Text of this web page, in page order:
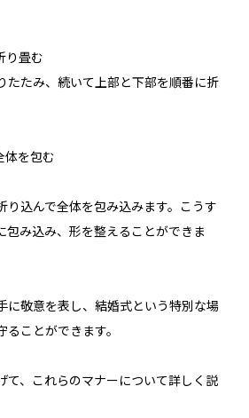
畳む
たたみ、続いて上部と下部を順番に折
を包む
り込んで全体を包み込みます。こうす
包み込み、形を整えることができま
に敬意を表し、結婚式という特別な場
ことができます。
て、これらのマナーについて詳しく説